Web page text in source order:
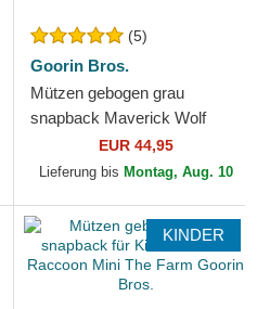
(5)
Goorin Bros.
Mützen gebogen grau
snapback Maverick Wolf
Velour The Farm Goorin
Bros.
EUR 44,95
Lieferung bis Montag, Aug. 10
KINDER